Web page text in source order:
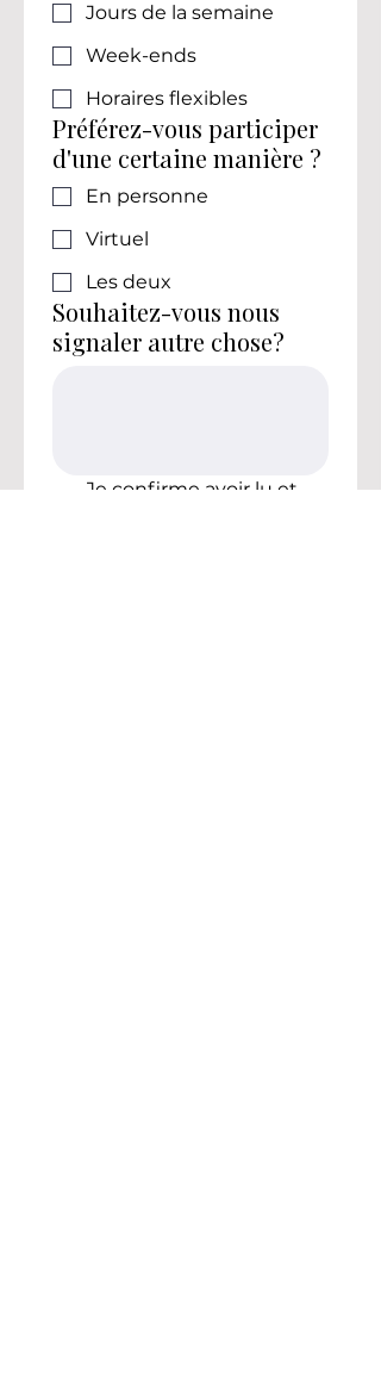
Jours de la semaine
Week-ends
Horaires flexibles
Préférez-vous participer
d'une certaine manière ?
En personne
Virtuel
Les deux
Souhaitez-vous nous
signaler autre chose?
Je confirme avoir lu et